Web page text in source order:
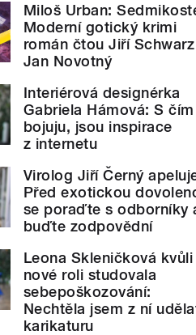
Miloš Urban:
Moderní gotický krimi
román čtou Jiří
Jan Novotný
Interiérová designérka
Gabriela Hámová: S čím
bojuju, jsou inspirace
z internetu
Virolog Jiří Černý
Před exotickou
se poraďte s odborníky
buďte zodpovědní
Leona Skleničková kvůli
nové roli studovala
sebepoškozování:
Nechtěla jsem z ní
karikaturu